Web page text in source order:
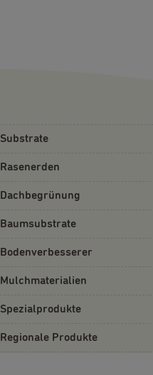
Substrate
Rasenerden
Dachbegrünung
Baumsubstrate
Bodenverbesserer
Mulchmaterialien
Spezialprodukte
Regionale Produkte